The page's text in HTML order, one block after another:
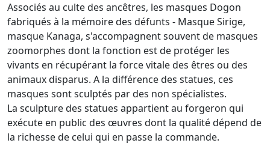
Associés au culte des ancêtres, les masques Dogon
fabriqués à la mémoire des défunts - Masque Sirige,
masque Kanaga, s'accompagnent souvent de masques
zoomorphes dont la fonction est de protéger les
vivants en récupérant la force vitale des êtres ou des
animaux disparus. A la différence des statues, ces
masques sont sculptés par des non spécialistes.
La sculpture des statues appartient au forgeron qui
exécute en public des œuvres dont la qualité dépend de
la richesse de celui qui en passe la commande.